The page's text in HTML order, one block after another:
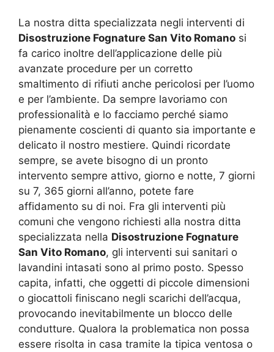
La nostra ditta specializzata negli interventi di
Disostruzione Fognature San Vito Romano si
fa carico inoltre dell’applicazione delle più
avanzate procedure per un corretto
smaltimento di rifiuti anche pericolosi per l’uomo
e per l’ambiente. Da sempre lavoriamo con
professionalità e lo facciamo perché siamo
pienamente coscienti di quanto sia importante e
delicato il nostro mestiere. Quindi ricordate
sempre, se avete bisogno di un pronto
intervento sempre attivo, giorno e notte, 7 giorni
su 7, 365 giorni all’anno, potete fare
affidamento su di noi. Fra gli interventi più
comuni che vengono richiesti alla nostra ditta
specializzata nella Disostruzione Fognature
San Vito Romano, gli interventi sui sanitari o
lavandini intasati sono al primo posto. Spesso
capita, infatti, che oggetti di piccole dimensioni
o giocattoli finiscano negli scarichi dell’acqua,
provocando inevitabilmente un blocco delle
condutture. Qualora la problematica non possa
essere risolta in casa tramite la tipica ventosa o